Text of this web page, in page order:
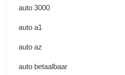
auto 3000
auto a1
auto az
auto betaalbaar